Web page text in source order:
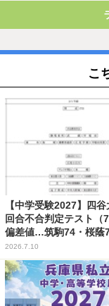
こ
【中学受験2027】四
回合不合判定テスト（
偏差値…筑駒74・桜蔭
2026.7.10